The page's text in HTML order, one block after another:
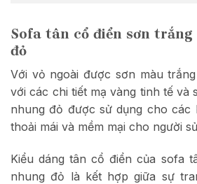
Sofa tân cổ điển sơn
đỏ
Với vỏ ngoài được sơn màu
với các chi tiết mạ vàng tinh tế và
nhung đỏ được sử dụng cho các
thoải mái và mềm mại cho người
Kiểu dáng tân cổ điển của sofa
nhung đỏ là kết hợp giữa sự